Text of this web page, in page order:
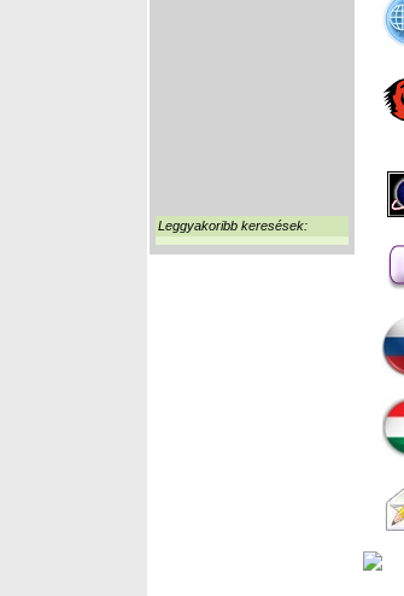
Leggyakoribb keresések: